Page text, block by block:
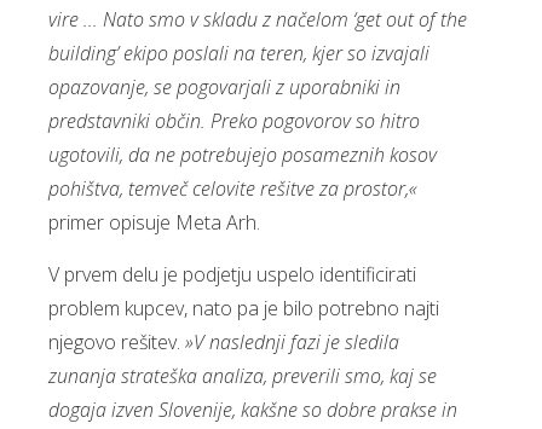
vire ... Nato smo v skladu z načelom ‘get out of the
building’ ekipo poslali na teren, kjer so izvajali
opazovanje, se pogovarjali z uporabniki in
predstavniki občin. Preko pogovorov so hitro
ugotovili, da ne potrebujejo posameznih kosov
pohištva, temveč celovite rešitve za prostor,«
primer opisuje Meta Arh.
V prvem delu je podjetju uspelo identificirati
problem kupcev, nato pa je bilo potrebno najti
njegovo rešitev. »V naslednji fazi je sledila
zunanja strateška analiza, preverili smo, kaj se
dogaja izven Slovenije, kakšne so dobre prakse in